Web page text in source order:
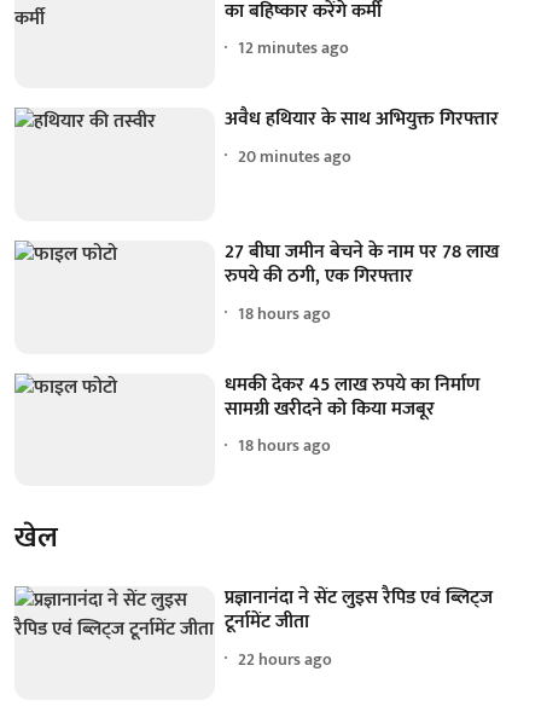
का बहिष्कार करेंगे कर्मी
12 minutes ago
अवैध हथियार के साथ अभियुक्त गिरफ्तार
20 minutes ago
27 बीघा जमीन बेचने के नाम पर 78 लाख
रुपये की ठगी, एक गिरफ्तार
18 hours ago
धमकी देकर 45 लाख रुपये का निर्माण
सामग्री खरीदने को किया मजबूर
18 hours ago
खेल
प्रज्ञानानंदा ने सेंट लुइस रैपिड एवं ब्लिट्ज
टूर्नामेंट जीता
22 hours ago